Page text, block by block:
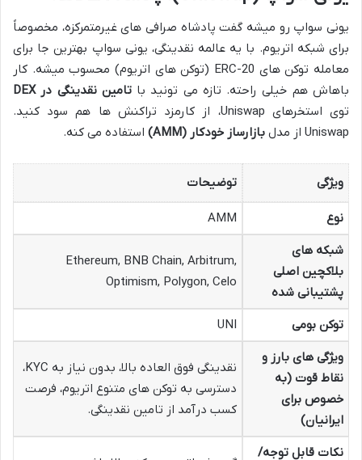
یونی سواپ رو میشه گفت پادشاه صرافی های غیرمتمرکزه، مخصوصاً
برای شبکه اتریوم. با یه عالمه نقدینگی، یونی سواپ بهترین جا برای
معامله توکن های ERC-20 (توکن های اتریوم) محسوب میشه. کار
باهاش هم خیلی راحته. تازه می تونید باتامین نقدینگی در DEX
توی استخرهای Uniswap، از کارمزد تراکنش ها هم سود کنید.
Uniswap از مدل
بازارساز خودکار (AMM) استفاده می کنه.
ویژگی توضیحات
نوع
AMM
شبکه های
بلاکچین اصلی
پشتیبانی شده
Ethereum, BNB Chain, Arbitrum,
Optimism, Polygon, Celo
توکن بومی
UNI
ویژگی های بارز و
نقاط قوت (به
خصوص برای
ایرانیان)
نقدینگی فوق العاده بالا، بدون نیاز به KYC،
دسترسی به توکن های متنوع اتریوم، فرصت
کسب درآمد از تامین نقدینگی.
نکات قابل توجه/